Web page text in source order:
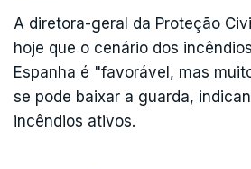
A diretora-geral da Proteção
hoje que o cenário dos
Espanha é "favorável, mas
se pode baixar a guarda,
incêndios ativos.